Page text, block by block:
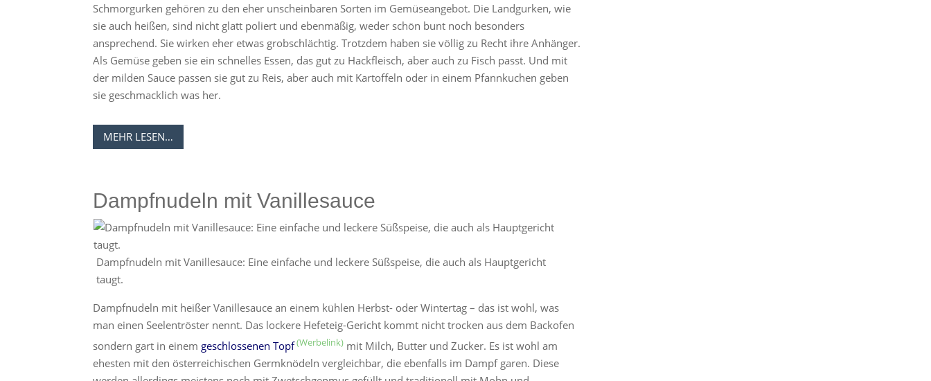
Schmorgurken gehören zu den eher unscheinbaren Sorten im Gemüseangebot. Die Landgurken, wie
sie auch heißen, sind nicht glatt poliert und ebenmäßig, weder schön bunt noch besonders
ansprechend. Sie wirken eher etwas grobschlächtig. Trotzdem haben sie völlig zu Recht ihre Anhänger.
Als Gemüse geben sie ein schnelles Essen, das gut zu Hackfleisch, aber auch zu Fisch passt. Und mit
der milden Sauce passen sie gut zu Reis, aber auch mit Kartoffeln oder in einem Pfannkuchen geben
sie geschmacklich was her.
MEHR LESEN…
Dampfnudeln mit Vanillesauce
Dampfnudeln mit Vanillesauce: Eine einfache und leckere Süßspeise, die auch als Hauptgericht
taugt.
Dampfnudeln mit heißer Vanillesauce an einem kühlen Herbst- oder Wintertag – das ist wohl, was
man einen Seelentröster nennt. Das lockere Hefeteig-Gericht kommt nicht trocken aus dem Backofen
sondern gart in einem geschlossenen Topf
mit Milch, Butter und Zucker. Es ist wohl am
ehesten mit den österreichischen Germknödeln vergleichbar, die ebenfalls im Dampf garen. Diese